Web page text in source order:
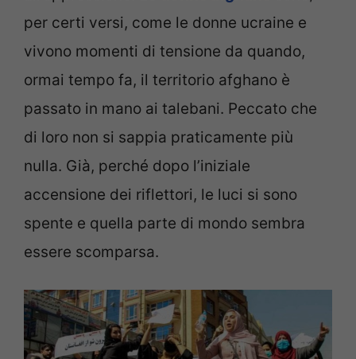
per certi versi, come le donne ucraine e
vivono momenti di tensione da quando,
ormai tempo fa, il territorio afghano è
passato in mano ai talebani. Peccato che
di loro non si sappia praticamente più
nulla. Già, perché dopo l’iniziale
accensione dei riflettori, le luci si sono
spente e quella parte di mondo sembra
essere scomparsa.